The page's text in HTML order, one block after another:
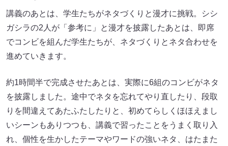
講義のあとは、学生たちがネタづくりと漫才に挑戦。シシ
ガシラの2人が「参考に」と漫才を披露したあとは、即席
でコンビを組んだ学生たちが、ネタづくりとネタ合わせを
進めていきます。
約1時間半で完成させたあとは、実際に6組のコンビがネタ
を披露しました。途中でネタを忘れてやり直したり、段取
りを間違えてあたふたしたりと、初めてらしくほほえまし
いシーンもありつつも、講義で習ったことをうまく取り入
れ、個性を生かしたテーマやワードの強いネタ、はたまた